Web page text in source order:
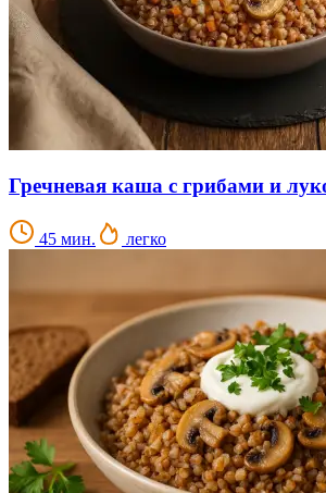
Гречневая каша с грибами и
45 мин. легко